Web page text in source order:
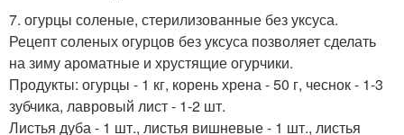
7. огурцы соленые, стерилизованные без уксуса.
Рецепт соленых огурцов без уксуса позволяет сделать
на зиму ароматные и хрустящие огурчики.
Продукты: огурцы - 1 кг, корень хрена - 50 г, чеснок - 1-3
зубчика, лавровый лист - 1-2 шт.
Листья дуба - 1 шт., листья вишневые - 1 шт., листья